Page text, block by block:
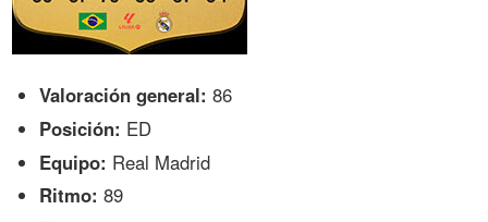
Valoración general: 86
Posición: ED
Equipo: Real Madrid
Ritmo: 89